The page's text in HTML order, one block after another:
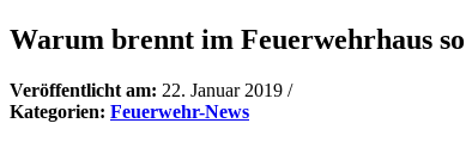
Warum brennt im Feuerwehrhaus
Veröffentlicht am: 22. Januar 2019 /
Kategorien: Feuerwehr-News